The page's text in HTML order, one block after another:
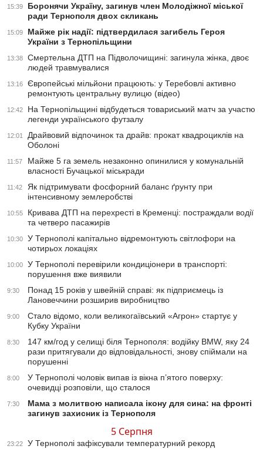
15:39
Боронячи Україну, загинув член Молодіжної міської
ради Тернополя двох скликань
15:09
Майже рік надії: підтвердилася загибель Героя
України з Тернопільщини
13:38
Смертельна ДТП на Підволочищині: загинула жінка, двоє
людей травмувалися
13:16
Європейські мільйони працюють: у Теребовлі активно
ремонтують центральну вулицю (відео)
12:42
На Тернопільщині відбудеться товариський матч за участю
легенди українського футзалу
12:01
Драйвовий відпочинок та драйв: прокат квадроциклів на
Оболоні
11:57
Майже 5 га земель незаконно опинилися у комунальній
власності Бучацької міськради
11:42
Як підтримувати фосфорний баланс ґрунту при
інтенсивному землеробстві
10:55
Кривава ДТП на перехресті в Кременці: постраждали водії
та четверо пасажирів
10:30
У Тернополі капітально відремонтують світлофори на
чотирьох локаціях
10:00
У Тернополі перевірили кондиціонери в транспорті:
порушення вже виявили
9:30
Понад 15 років у швейній справі: як підприємець із
Лановеччини розширив виробництво
9:00
Стало відомо, коли великогаївський «Агрон» стартує у
Кубку України
8:30
147 км/год у селищі біля Тернополя: водійку BMW, яку 24
рази притягували до відповідальності, знову спіймали на
порушенні
8:00
У Тернополі чоловік випав із вікна п’ятого поверху:
очевидці розповіли, що сталося
7:30
Мама з молитвою написала ікону для сина: на фронті
загинув захисник із Тернополя
5 Серпня
23:22 У Тернополі зафіксували температурний рекорд